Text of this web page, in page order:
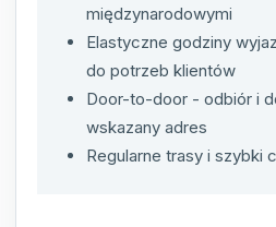
międzynarodowymi
Elastyczne godziny
do potrzeb klientów
Door-to-door - odbiór i
wskazany adres
Regularne trasy i szybki